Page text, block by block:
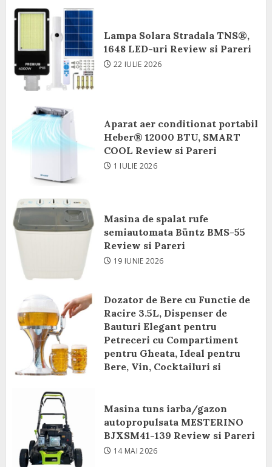
Lampa Solara Stradala TNS®,
1648 LED-uri Review si Pareri
22 IULIE 2026
Aparat aer conditionat portabil
Heber® 12000 BTU, SMART
COOL Review si Pareri
1 IULIE 2026
Masina de spalat rufe
semiautomata Büntz BMS-55
Review si Pareri
19 IUNIE 2026
Dozator de Bere cu Functie de
Racire 3.5L, Dispenser de
Bauturi Elegant pentru
Petreceri cu Compartiment
pentru Gheata, Ideal pentru
Bere, Vin, Cocktailuri si
8 IUNIE 2026
Masina tuns iarba/gazon
autopropulsata MESTERINO
BJXSM41-139 Review si Pareri
14 MAI 2026